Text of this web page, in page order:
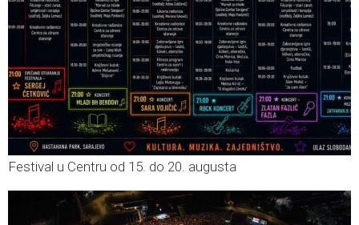
Festival u Centru od 15. do 20. augusta